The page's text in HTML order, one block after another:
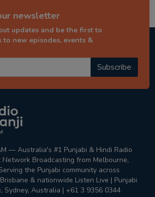
newsletter
updates and be the first to
to new episodes, events &
Subscribe
— Australia's #1 Punjabi & Hindi Radio
Broadcasting from Melbourne,
the Punjabi community across
& nationwide Listen Live | Punjabi
Sydney, Australia | +61 3 9356 0344